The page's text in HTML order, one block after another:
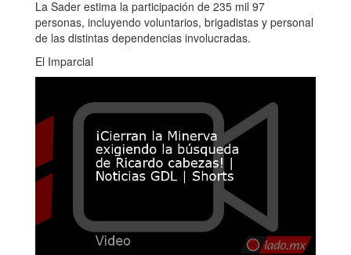
La Sader estima la participación de 235 mil 97
personas, incluyendo voluntarios, brigadistas y personal
de las distintas dependencias involucradas.
El Imparcial